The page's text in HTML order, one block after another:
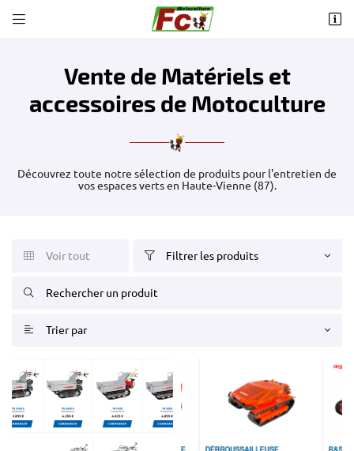
 
05 55 76 91 23
 Recopier le code ci-contre
En cochant cette case, vous consentez à recevoir nos propositions commerciales à
le formulaire de désinscription
Vente de Matériels et
accessoires de Motoculture
Découvrez toute notre sélection de produits pour l'entretien de
vos espaces verts en Haute-Vienne (87).
 Voir tout  Filtrer les produits

 Trier par